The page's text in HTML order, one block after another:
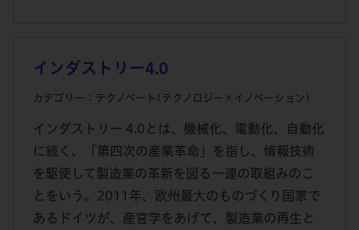
インダストリー4.0
カテゴリー：テクノベート(テクノロジー×イノベーション)
インダストリー 4.0とは、機械化、電動化、自動化
に続く、「第四次の産業革命」を指し、情報技術
を駆使して製造業の革新を図る一連の取組みのこ
とをいう。2011年、欧州最大のものづくり国家で
あるドイツが、産官学をあげて、製造業の再生と